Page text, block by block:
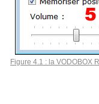
Figure 4.1 : la VODOBOX